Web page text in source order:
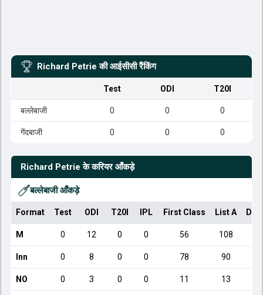
Richard Petrie की आईसीसी रैंकिंग
Test ODI T20I
बल्लेबाजी 0 0 0
गेंदबाजी 0 0 0
Richard Petrie के करियर आँकड़े
बल्लेबाजी आँकड़े
Format Test ODI T20I IPL First Class List A
M 0 12 0 0 56 108
Inn 0 8 0 0 78 90
NO 0 3 0 0 11 13